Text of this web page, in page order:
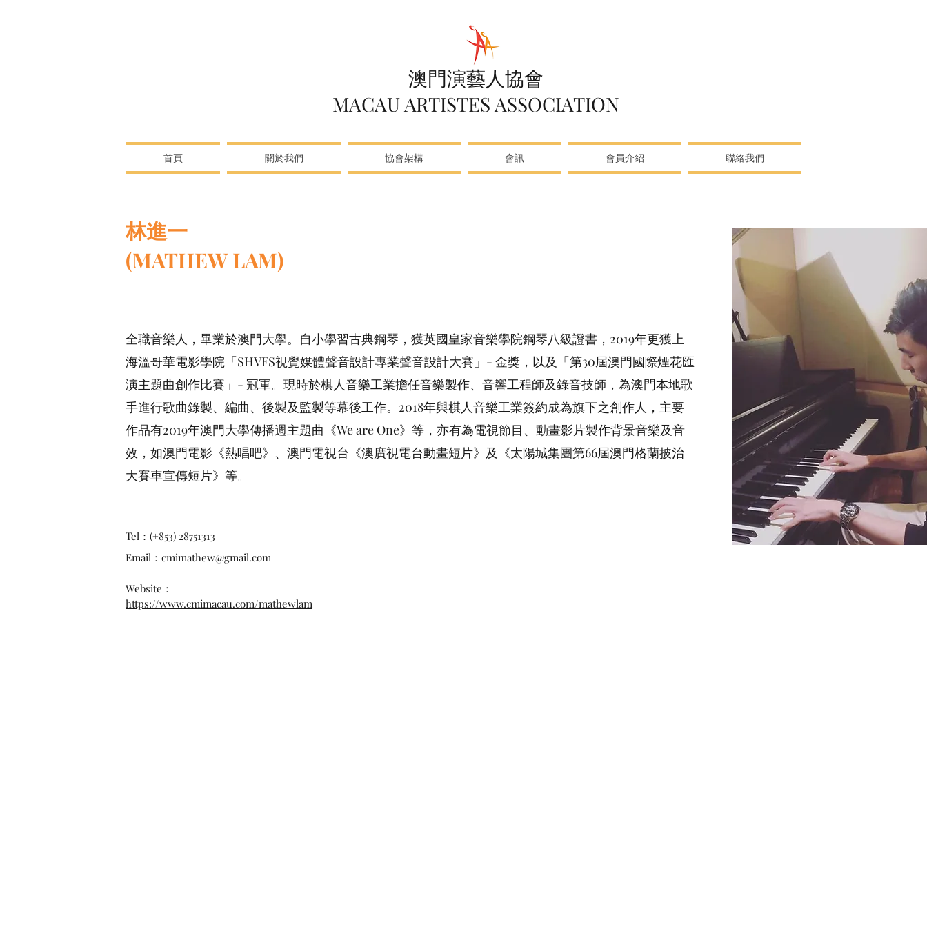
澳門演藝人協會
MACAU ARTISTES ASSOCIATION
首頁 關於我們 協會架構 會訊 會員介紹 聯絡我們
林進一
(MATHEW LAM)
全職音樂人，畢業於澳門大學。自小學習古典鋼琴，獲英國皇家音樂學院鋼琴八級證書，2019年更獲上
海溫哥華電影學院「SHVFS視覺媒體聲音設計專業聲音設計大賽」- 金獎，以及「第30屆澳門國際煙花匯
演主題曲創作比賽」- 冠軍。現時於棋人音樂工業擔任音樂製作、音響工程師及錄音技師，為澳門本地歌
手進行歌曲錄製、編曲、後製及監製等幕後工作。2018年與棋人音樂工業簽約成為旗下之創作人，主要
作品有2019年澳門大學傳播週主題曲《We are One》等，亦有為電視節目、動畫影片製作背景音樂及音
效，如澳門電影《熱唱吧》、澳門電視台《澳廣視電台動畫短片》及《太陽城集團第66屆澳門格蘭披治
大賽車宣傳短片》等。
Tel：(+853) 28751313
Email： cmimathew@gmail.com
https://www.cmimacau.com/mathewlam
Website：